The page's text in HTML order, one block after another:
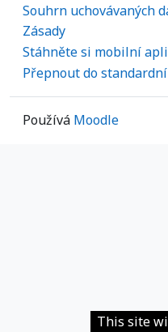
Souhrn uchovávaných
Zásady
Stáhněte si mobilní
Přepnout do
Používá Moodle
This site